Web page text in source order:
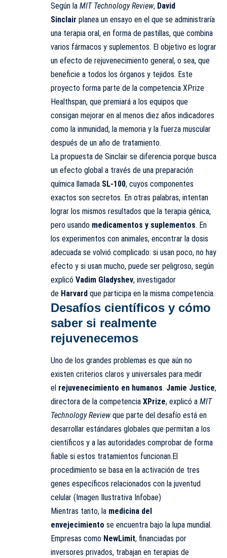
Según la MIT Technology Review, David
Sinclair planea un ensayo en el que se administraría
una terapia oral, en forma de pastillas, que combina
varios fármacos y suplementos. El objetivo es lograr
un efecto de rejuvenecimiento general, o sea, que
beneficie a todos los órganos y tejidos. Este
proyecto forma parte de la competencia XPrize
Healthspan, que premiará a los equipos que
consigan mejorar en al menos diez años indicadores
como la inmunidad, la memoria y la fuerza muscular
después de un año de tratamiento.
La propuesta de Sinclair se diferencia porque busca
un efecto global a través de una preparación
química llamada SL-100, cuyos componentes
exactos son secretos. En otras palabras, intentan
lograr los mismos resultados que la terapia génica,
pero usando medicamentos y suplementos. En
los experimentos con animales, encontrar la dosis
adecuada se volvió complicado: si usan poco, no hay
efecto y si usan mucho, puede ser peligroso, según
explicó Vadim Gladyshev, investigador
de Harvard que participa en la misma competencia.
Desafíos científicos y cómo
saber si realmente
rejuvenecemos
Uno de los grandes problemas es que aún no
existen criterios claros y universales para medir
el rejuvenecimiento en humanos. Jamie Justice,
directora de la competencia XPrize, explicó a MIT
Technology Reviewque parte del desafío está en
desarrollar estándares globales que permitan a los
científicos y a las autoridades comprobar de forma
fiable si estos tratamientos funcionan.El
procedimiento se basa en la activación de tres
genes específicos relacionados con la juventud
celular (Imagen Ilustrativa Infobae)
Mientras tanto, la medicina del
envejecimiento se encuentra bajo la lupa mundial.
Empresas como NewLimit, financiadas por
inversores privados, trabajan en terapias de